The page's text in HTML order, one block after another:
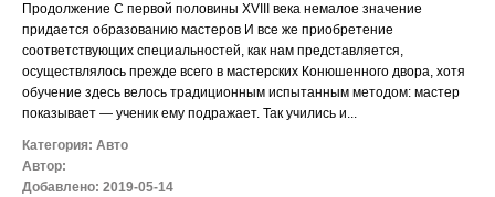
Продолжение С первой половины XVIII века немалое значение
придается образованию мастеров И все же приобретение
соответствующих специальностей, как нам представляется,
осуществлялось прежде всего в мастерских Конюшенного двора, хотя
обучение здесь велось традиционным испытанным методом: мастер
показывает — ученик ему подражает. Так учились и...
Категория: Авто
Автор:
Добавлено: 2019-05-14